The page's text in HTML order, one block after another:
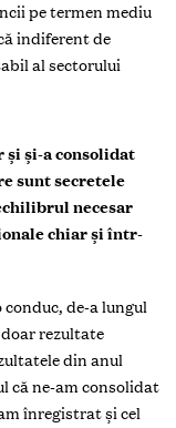
pe termen mediu
indiferent de
al sectorului
şi şi-a consolidat
sunt secretele
necesar
chiar şi într-
conduc, de-a lungul
rezultate
din anul
că ne-am consolidat
înregistrat şi cel